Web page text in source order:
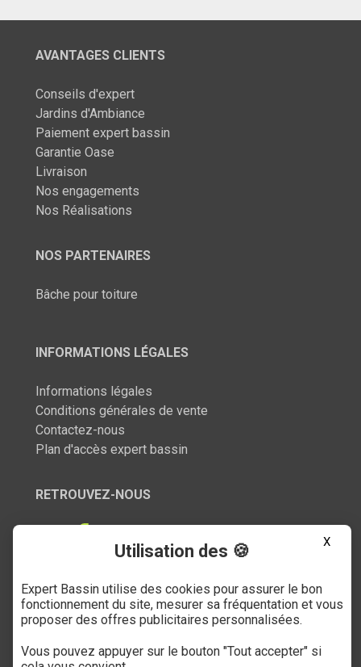
AVANTAGES CLIENTS
Conseils d'expert
Jardins d'Ambiance
Paiement expert bassin
Garantie Oase
Livraison
Nos engagements
Nos Réalisations
NOS PARTENAIRES
Bâche pour toiture
INFORMATIONS LÉGALES
Informations légales
Conditions générales de vente
Contactez-nous
Plan d'accès expert bassin
RETROUVEZ-NOUS
SERVICE CLIENT
03 27 89 21 52
Du mardi au samedi
X
Utilisation des 🍪
Expert Bassin utilise des cookies pour assurer le bon
fonctionnement du site, mesurer sa fréquentation et vous
proposer des offres publicitaires personnalisées.
Vous pouvez appuyer sur le bouton "Tout accepter" si